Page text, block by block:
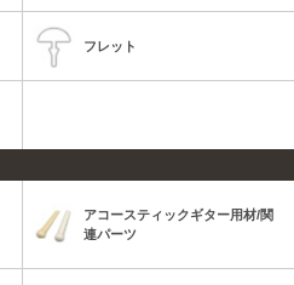
フレット
アコースティックギター用材/関
連パーツ